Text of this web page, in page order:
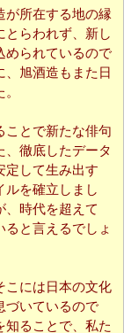
が所在する地の縁
とらわれず、新し
められているので
、旭酒造もまた日
ことで新たな俳句
、徹底したデータ
定して生み出す
ルを確立しまし
、時代を超えて
ると言えるでしょ
こには日本の文化
づいているので
知ることで、私た